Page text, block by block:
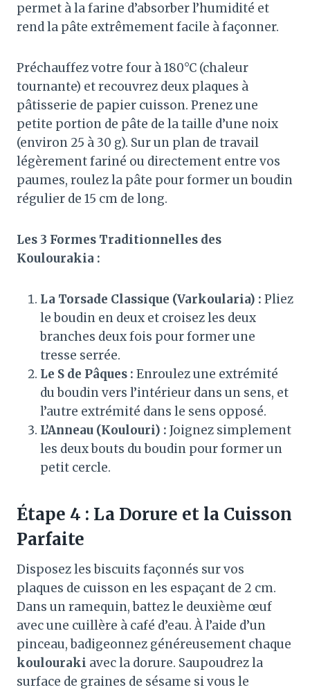
permet à la farine d’absorber l’humidité et
rend la pâte extrêmement facile à façonner.
Préchauffez votre four à 180°C (chaleur
tournante) et recouvrez deux plaques à
pâtisserie de papier cuisson. Prenez une
petite portion de pâte de la taille d’une noix
(environ 25 à 30 g). Sur un plan de travail
légèrement fariné ou directement entre vos
paumes, roulez la pâte pour former un boudin
régulier de 15 cm de long.
Les 3 Formes Traditionnelles des
Koulourakia :
La Torsade Classique (Varkoularia) : Pliez
le boudin en deux et croisez les deux
branches deux fois pour former une
tresse serrée.
Le S de Pâques : Enroulez une extrémité
du boudin vers l’intérieur dans un sens, et
l’autre extrémité dans le sens opposé.
L’Anneau (Koulouri) : Joignez simplement
les deux bouts du boudin pour former un
petit cercle.
Étape 4 : La Dorure et la Cuisson
Parfaite
Disposez les biscuits façonnés sur vos
plaques de cuisson en les espaçant de 2 cm.
Dans un ramequin, battez le deuxième œuf
avec une cuillère à café d’eau. À l’aide d’un
pinceau, badigeonnez généreusement chaque
koulouraki avec la dorure. Saupoudrez la
surface de graines de sésame si vous le